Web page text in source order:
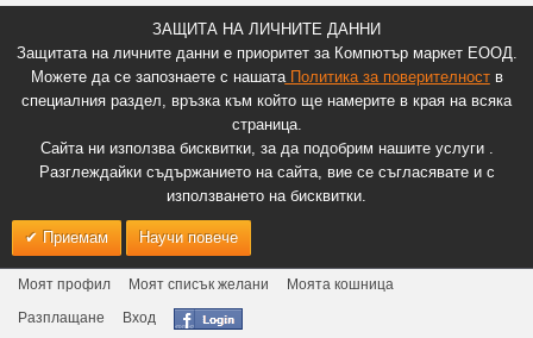
ЗАЩИТА НА ЛИЧНИТЕ ДАННИ
Защитата на личните данни е приоритет за Компютър маркет ЕООД.
Можете да се запознаете с нашатаПолитика за поверителноств
специалния раздел, връзка към който ще намерите в края на всяка
страница.
Сайта ни използва бисквитки, за да подобрим нашите услуги .
Разглеждайки съдържанието на сайта, вие се съгласявате и с
използването на бисквитки.
Приемам Научи повече
Моят профил Моят списък желани
Моята кошница
Разплащане
Вход